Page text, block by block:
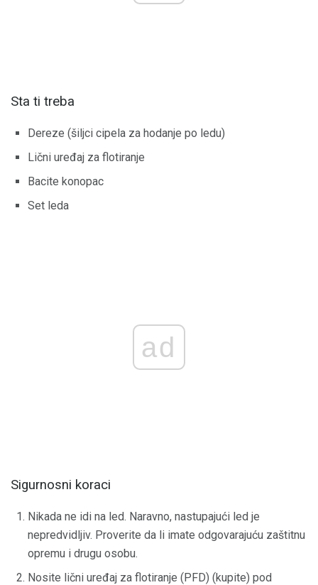
Sta ti treba
Dereze (šiljci cipela za hodanje po ledu)
Lični uređaj za flotiranje
Bacite konopac
Set leda
ad
Sigurnosni koraci
Nikada ne idi na led. Naravno, nastupajući led je
nepredvidljiv. Proverite da li imate odgovarajuću zaštitnu
opremu i drugu osobu.
Nosite lični uređaj za flotiranje (PFD) (kupite) pod